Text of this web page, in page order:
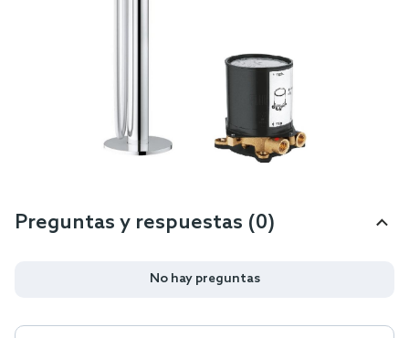
Preguntas y respuestas (0)
No hay preguntas